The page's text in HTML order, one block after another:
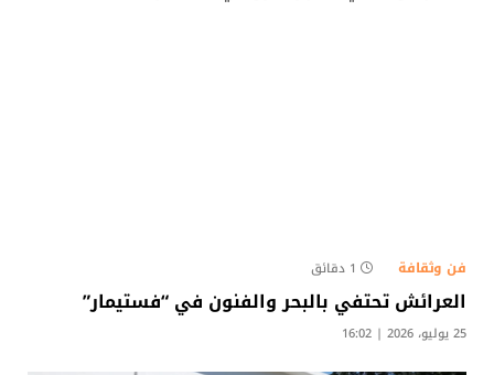
فن وثقافة 1 دقائق
العرائش تحتفي بالبحر والفنون في “فستيمار”
25 يوليو، 2026 | 16:02